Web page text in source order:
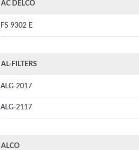
AC DELCO
FS 9302 E
AL-FILTERS
ALG-2017
ALG-2117
ALCO